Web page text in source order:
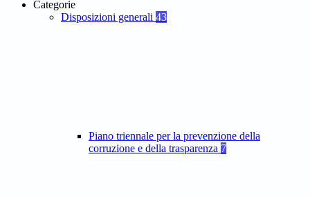
Categorie
Disposizioni generali 43
Piano triennale per la prevenzione della
corruzione e della trasparenza 7